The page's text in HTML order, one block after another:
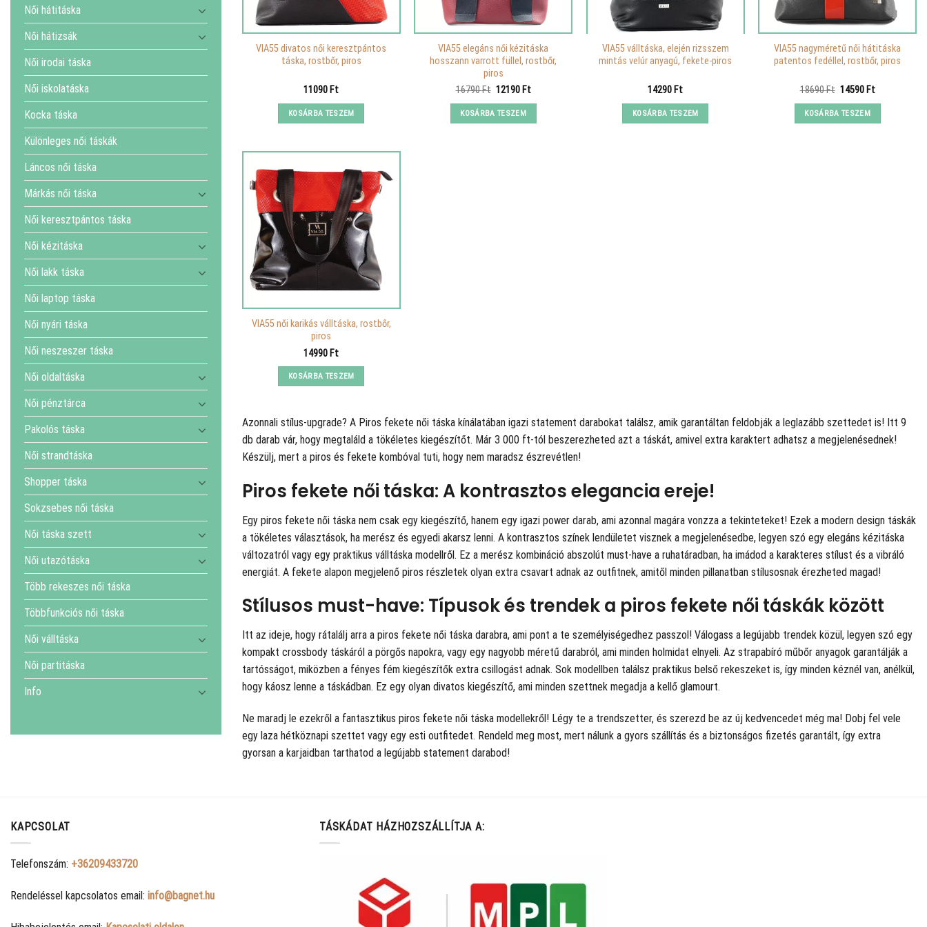
Női hátitáska
Női hátizsák
Női irodai táska
Női iskolatáska
Kocka táska
Különleges női táskák
Láncos női táska
Márkás női táska
Női keresztpántos táska
Női kézitáska
Női lakk táska
Női laptop táska
Női nyári táska
Női neszeszer táska
Női oldaltáska
Női pénztárca
Pakolós táska
Női strandtáska
Shopper táska
Sokzsebes női táska
Női táska szett
Női utazótáska
Több rekeszes női táska
Többfunkciós női táska
Női válltáska
Női partitáska
Info
VIA55 divatos női keresztpántos
táska, rostbőr, piros
11090 Ft
KOSÁRBA TESZEM
VIA55 elegáns női kézitáska
hosszann varrott füllel, rostbőr,
piros
16790Ft Original
was:
16790 Ft.
12190 FtCurrent
KOSÁRBA TESZEM
VIA55 válltáska, elején rizsszem
mintás velúr anyagú, fekete-piros
14290 Ft
KOSÁRBA TESZEM
VIA55 nagyméretű női hátitáska
patentos fedéllel, rostbőr, piros
18690Ft Original
was:
18690 Ft.
14590 FtCurrent
KOSÁRBA TESZEM
VIA55 női karikás válltáska, rostbőr,
piros
14990 Ft
KOSÁRBA TESZEM
Azonnali stílus-upgrade? A Piros fekete női táska kínálatában igazi statement darabokat találsz, amik garantáltan feldobják a leglazább szettedet is! Itt 9
db darab vár, hogy megtaláld a tökéletes kiegészítőt. Már 3 000 ft-tól beszerezheted azt a táskát, amivel extra karaktert adhatsz a megjelenésednek!
Készülj, mert a piros és fekete kombóval tuti, hogy nem maradsz észrevétlen!
Piros fekete női táska: A kontrasztos elegancia ereje!
Egy piros fekete női táska nem csak egy kiegészítő, hanem egy igazi power darab, ami azonnal magára vonzza a tekinteteket! Ezek a modern design táskák
a tökéletes választások, ha merész és egyedi akarsz lenni. A kontrasztos színek lendületet visznek a megjelenésedbe, legyen szó egy elegáns kézitáska
változatról vagy egy praktikus válltáska modellről. Ez a merész kombináció abszolút must-have a ruhatáradban, ha imádod a karakteres stílust és a vibráló
energiát. A fekete alapon megjelenő piros részletek olyan extra csavart adnak az outfitnek, amitől minden pillanatban stílusosnak érezheted magad!
Stílusos must-have: Típusok és trendek a piros fekete női táskák között
Itt az ideje, hogy rátalálj arra a piros fekete női táska darabra, ami pont a te személyiségedhez passzol! Válogass a legújabb trendek közül, legyen szó egy
kompakt crossbody táskáról a pörgős napokra, vagy egy nagyobb méretű darabról, ami minden holmidat elnyeli. Az strapabíró műbőr anyagok garantálják a
tartósságot, miközben a fényes fém kiegészítők extra csillogást adnak. Sok modellben találsz praktikus belső rekeszeket is, így minden kéznél van, anélkül,
hogy káosz lenne a táskádban. Ez egy olyan divatos kiegészítő, ami minden szettnek megadja a kellő glamourt.
Ne maradj le ezekről a fantasztikus piros fekete női táska modellekről! Légy te a trendszetter, és szerezd be az új kedvencedet még ma! Dobj fel vele
egy laza hétköznapi szettet vagy egy esti outfitedet. Rendeld meg most, mert nálunk a gyors szállítás és a biztonságos fizetés garantált, így extra
gyorsan a karjaidban tarthatod a legújabb statement darabod!
KAPCSOLAT
Telefonszám: +36209433720
Rendeléssel kapcsolatos email: info@bagnet.hu
TÁSKÁDAT HÁZHOZSZÁLLÍTJA A: